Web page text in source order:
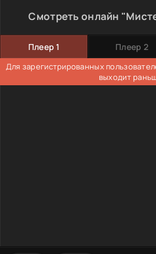
Смотреть онлайн
Плеер 1 Плеер 2
Для зарегистрированных
выходит